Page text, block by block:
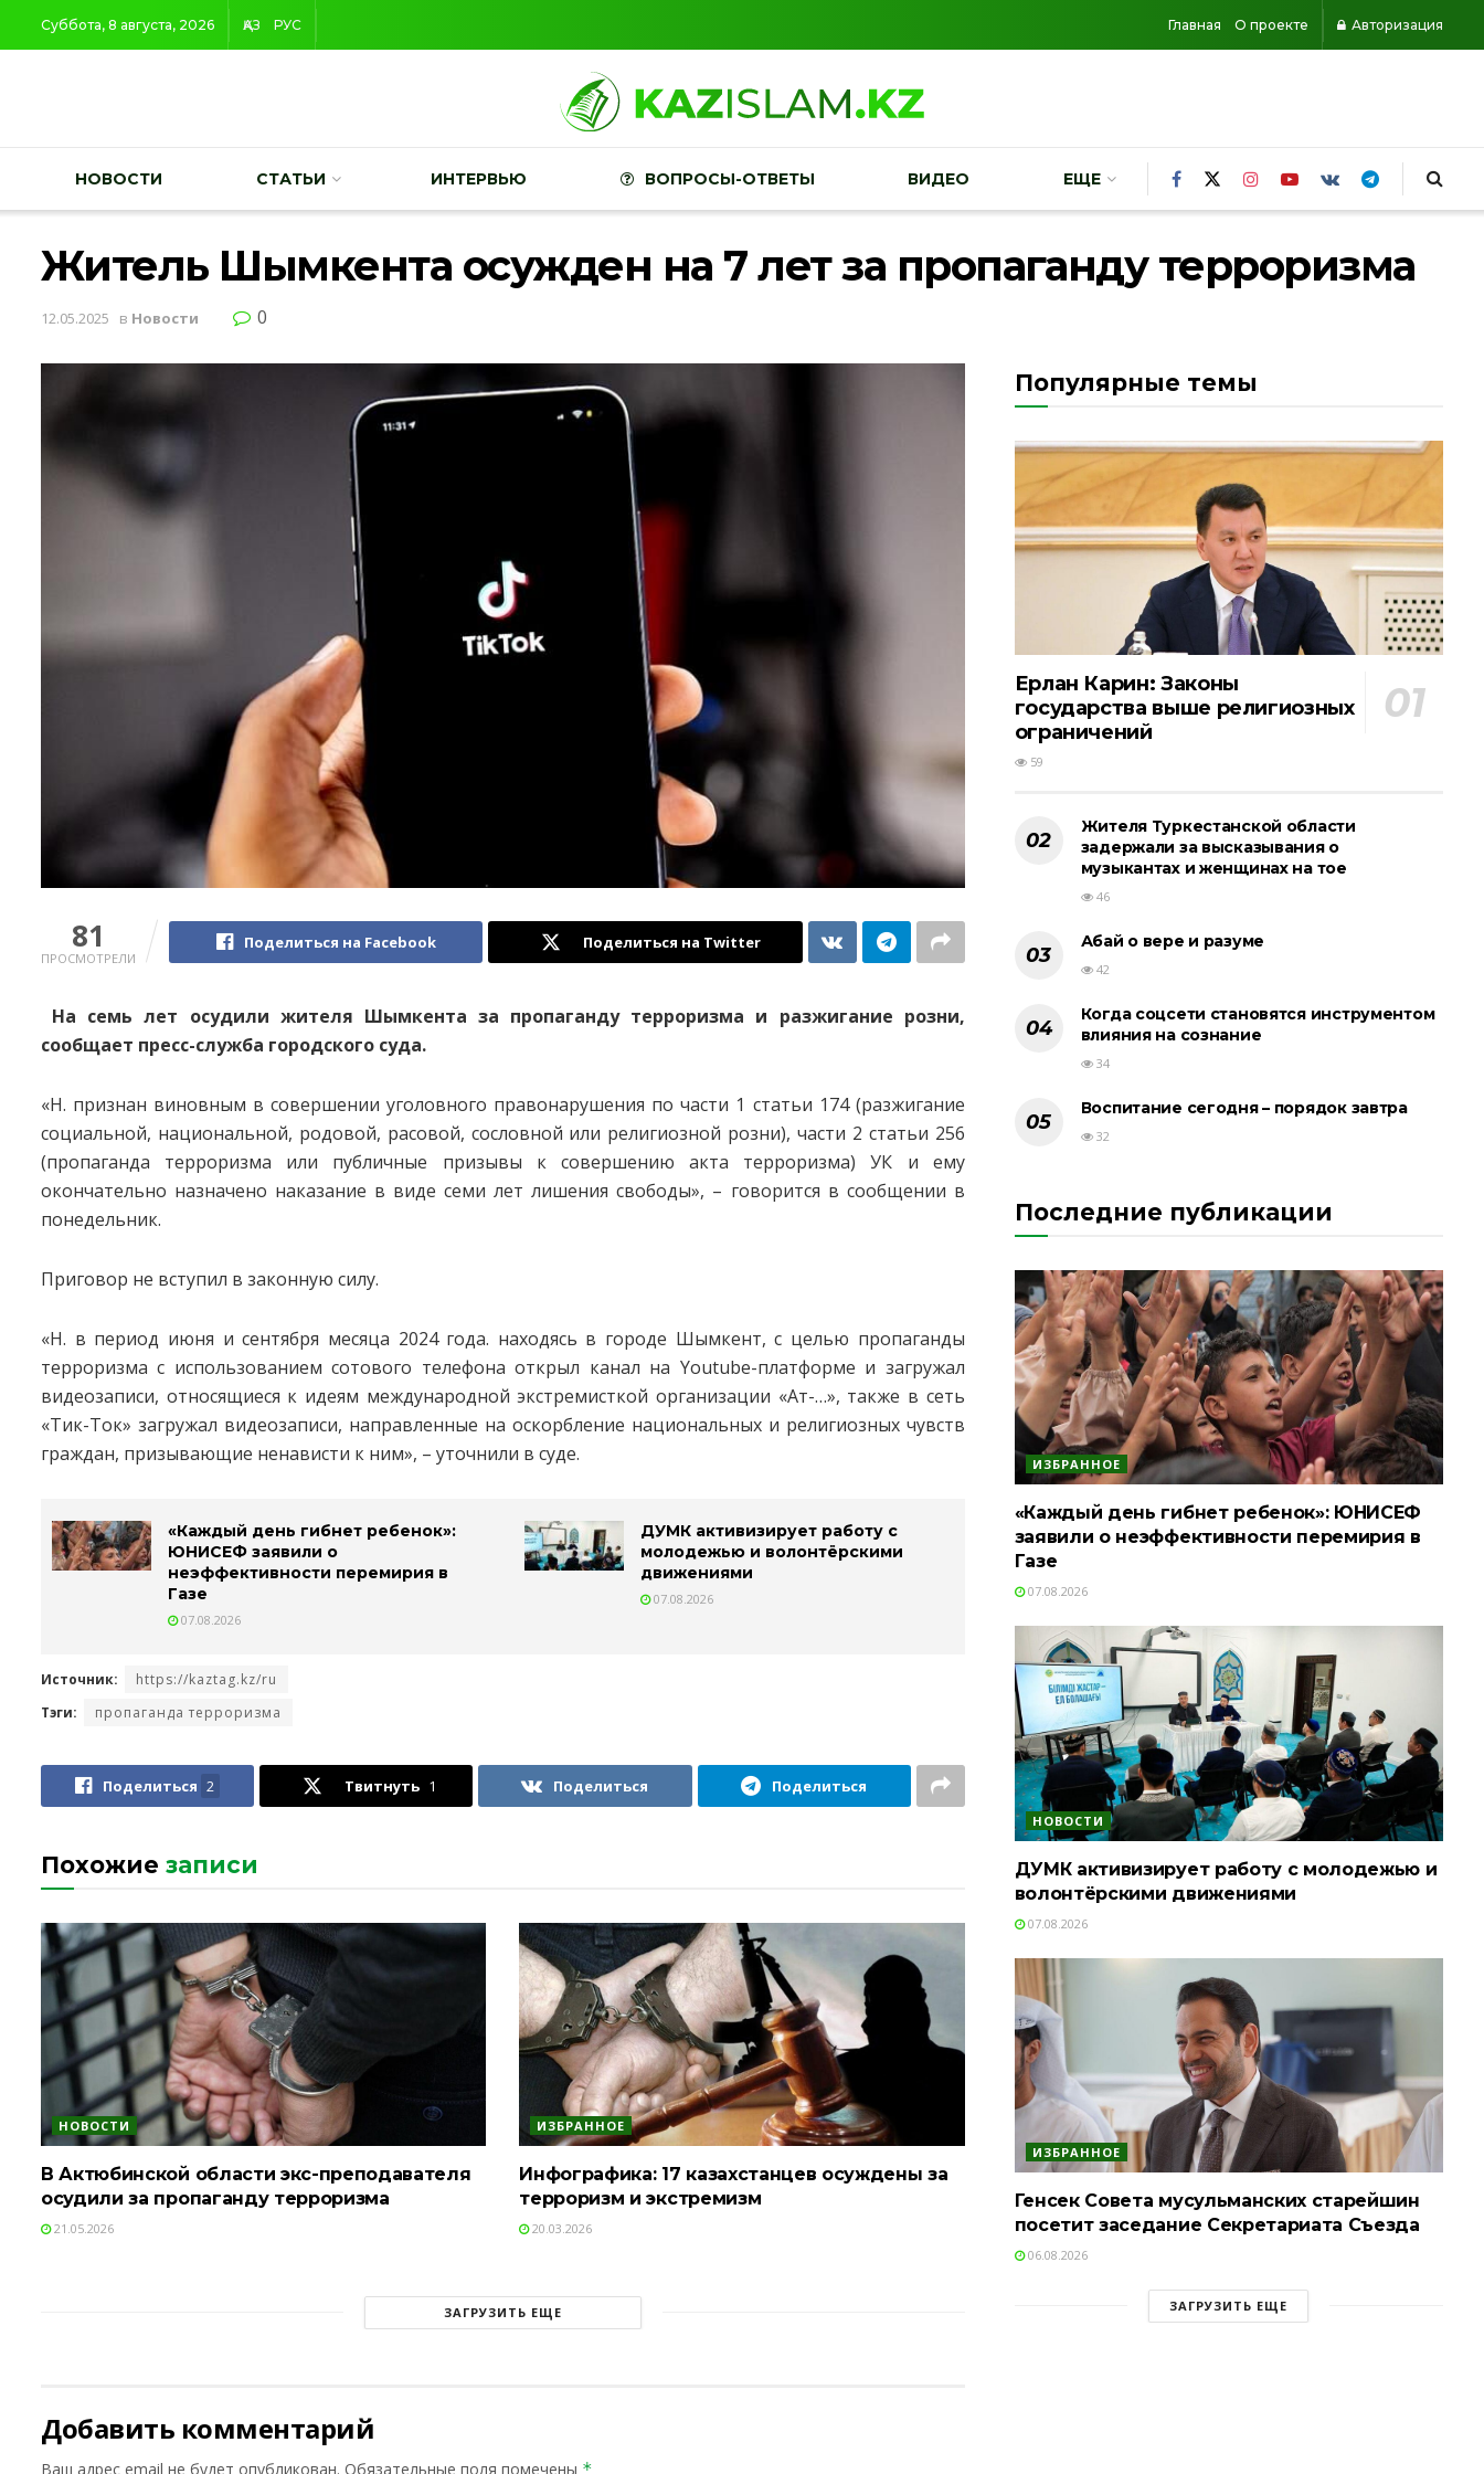
Суббота, 8 августа, 2026 ҚАЗ РУС Главная О проекте Авторизация
НОВОСТИ СТАТЬИ ИНТЕРВЬЮ ВОПРОСЫ-ОТВЕТЫ ВИДЕО ЕЩЕ
Житель Шымкента осужден на 7 лет за пропаганду терроризма
12.05.2025 в Новости 0
81
ПРОСМОТРЕЛИ
Поделиться на Facebook Поделиться на Twitter
На семь лет осудили жителя Шымкента за пропаганду терроризма и разжигание розни,
сообщает пресс-служба городского суда.
«Н. признан виновным в совершении уголовного правонарушения по части 1 статьи 174 (разжигание
социальной, национальной, родовой, расовой, сословной или религиозной розни), части 2 статьи 256
(пропаганда терроризма или публичные призывы к совершению акта терроризма) УК и ему
окончательно назначено наказание в виде семи лет лишения свободы», – говорится в сообщении в
понедельник.
Приговор не вступил в законную силу.
«Н. в период июня и сентября месяца 2024 года. находясь в городе Шымкент, с целью пропаганды
терроризма с использованием сотового телефона открыл канал на Youtube-платформе и загружал
видеозаписи, относящиеся к идеям международной экстремисткой организации «Ат-…», также в сеть
«Тик-Ток» загружал видеозаписи, направленные на оскорбление национальных и религиозных чувств
граждан, призывающие ненависти к ним», – уточнили в суде.
«Каждый день гибнет ребенок»:
ЮНИСЕФ заявили о
неэффективности перемирия в
Газе
07.08.2026
ДУМК активизирует работу с
молодежью и волонтёрскими
движениями
07.08.2026
Источник:
https://kaztag.kz/ru
Тэги:
пропаганда терроризма
Поделиться 2 Твитнуть 1 Поделиться Поделиться
Похожие записи
НОВОСТИ
В Актюбинской области экс-преподавателя
осудили за пропаганду терроризма
21.05.2026
ИЗБРАННОЕ
Инфографика: 17 казахстанцев осуждены за
терроризм и экстремизм
20.03.2026
ЗАГРУЗИТЬ ЕЩЕ
Добавить комментарий
Ваш адрес email не будет опубликован. Обязательные поля помечены *
Популярные темы
Ерлан Карин: Законы
государства выше религиозных
ограничений
59
Жителя Туркестанской области
задержали за высказывания о
музыкантах и женщинах на тое
46
Абай о вере и разуме
42
Когда соцсети становятся инструментом
влияния на сознание
34
Воспитание сегодня – порядок завтра
32
Последние публикации
ИЗБРАННОЕ
«Каждый день гибнет ребенок»: ЮНИСЕФ
заявили о неэффективности перемирия в
Газе
07.08.2026
НОВОСТИ
ДУМК активизирует работу с молодежью и
волонтёрскими движениями
07.08.2026
ИЗБРАННОЕ
Генсек Совета мусульманских старейшин
посетит заседание Секретариата Съезда
06.08.2026
ЗАГРУЗИТЬ ЕЩЕ